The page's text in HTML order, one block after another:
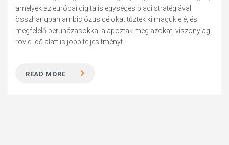
amelyek az európai digitális egységes piaci stratégiával
összhangban ambiciózus célokat tűztek ki maguk elé, és
megfelelő beruházásokkal alapozták meg azokat, viszonylag
rövid idő alatt is jobb teljesítményt...
READ MORE